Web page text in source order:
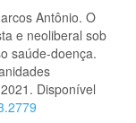
Antônio. O
e neoliberal sob
saúde-doença.
Disponível